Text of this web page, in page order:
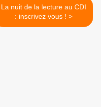
La nuit de la lecture au CDI
: inscrivez vous ! >